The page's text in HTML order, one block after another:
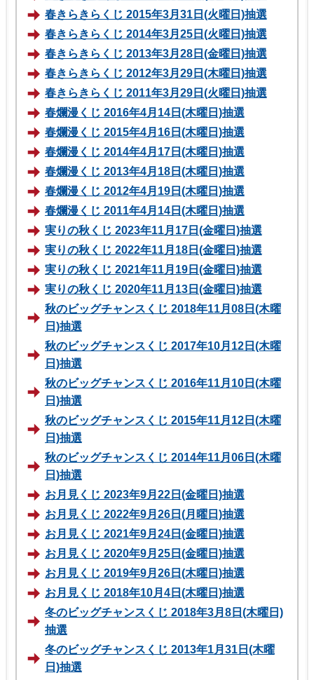
春きらきらくじ 2015年3月31日(火曜日)抽選
春きらきらくじ 2014年3月25日(火曜日)抽選
春きらきらくじ 2013年3月28日(金曜日)抽選
春きらきらくじ 2012年3月29日(木曜日)抽選
春きらきらくじ 2011年3月29日(火曜日)抽選
春爛漫くじ 2016年4月14日(木曜日)抽選
春爛漫くじ 2015年4月16日(木曜日)抽選
春爛漫くじ 2014年4月17日(木曜日)抽選
春爛漫くじ 2013年4月18日(木曜日)抽選
春爛漫くじ 2012年4月19日(木曜日)抽選
春爛漫くじ 2011年4月14日(木曜日)抽選
実りの秋くじ 2023年11月17日(金曜日)抽選
実りの秋くじ 2022年11月18日(金曜日)抽選
実りの秋くじ 2021年11月19日(金曜日)抽選
実りの秋くじ 2020年11月13日(金曜日)抽選
秋のビッグチャンスくじ 2018年11月08日(木曜
日)抽選
秋のビッグチャンスくじ 2017年10月12日(木曜
日)抽選
秋のビッグチャンスくじ 2016年11月10日(木曜
日)抽選
秋のビッグチャンスくじ 2015年11月12日(木曜
日)抽選
秋のビッグチャンスくじ 2014年11月06日(木曜
日)抽選
お月見くじ 2023年9月22日(金曜日)抽選
お月見くじ 2022年9月26日(月曜日)抽選
お月見くじ 2021年9月24日(金曜日)抽選
お月見くじ 2020年9月25日(金曜日)抽選
お月見くじ 2019年9月26日(木曜日)抽選
お月見くじ 2018年10月4日(木曜日)抽選
冬のビッグチャンスくじ 2018年3月8日(木曜日)
抽選
冬のビッグチャンスくじ 2013年1月31日(木曜
日)抽選